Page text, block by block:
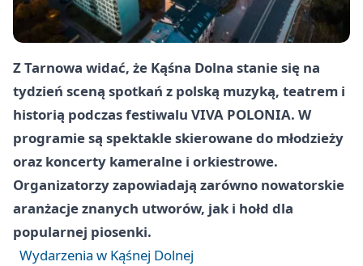
Z Tarnowa widać, że Kąśna Dolna stanie się na
tydzień sceną spotkań z polską muzyką, teatrem i
historią podczas festiwalu VIVA POLONIA. W
programie są spektakle skierowane do młodzieży
oraz koncerty kameralne i orkiestrowe.
Organizatorzy zapowiadają zarówno nowatorskie
aranżacje znanych utworów, jak i hołd dla
popularnej piosenki.
Wydarzenia w Kąśnej Dolnej